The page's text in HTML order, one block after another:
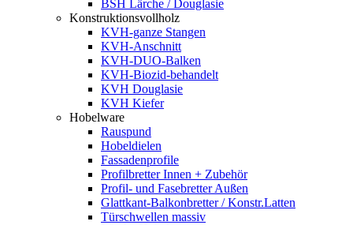
BSH Lärche / Douglasie
Konstruktionsvollholz
KVH-ganze Stangen
KVH-Anschnitt
KVH-DUO-Balken
KVH-Biozid-behandelt
KVH Douglasie
KVH Kiefer
Hobelware
Rauspund
Hobeldielen
Fassadenprofile
Profilbretter Innen + Zubehör
Profil- und Fasebretter Außen
Glattkant-Balkonbretter / Konstr.Latten
Türschwellen massiv